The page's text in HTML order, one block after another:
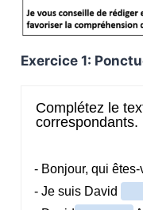
Exercice 1: